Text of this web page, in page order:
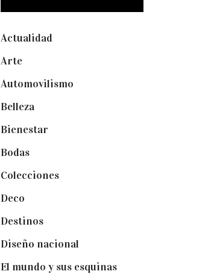
Actualidad
Arte(74)
Automovilismo
Belleza(32)
Bienestar
Bodas(73)
Colecciones(22)
Deco
Destinos(6)
Diseño nacional
El mundo y sus esquinas(25)